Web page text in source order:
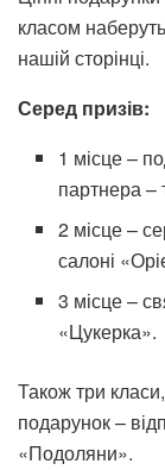
класом
нашій сторінці.
Серед призів:
1 місце –
партнера –
2 місце –
салоні
3 місце –
«Цукерка».
Також три
подарунок –
«Подоляни».